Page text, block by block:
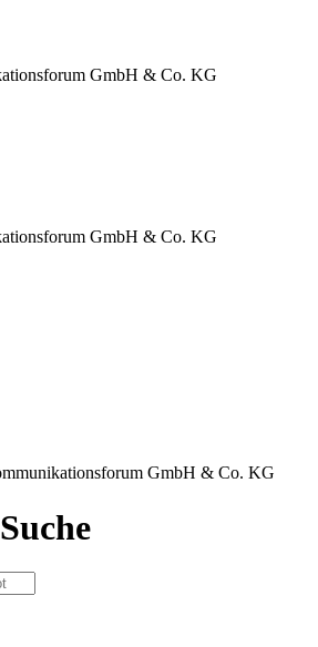
GmbH & Co. KG
GmbH & Co. KG
GmbH & Co. KG